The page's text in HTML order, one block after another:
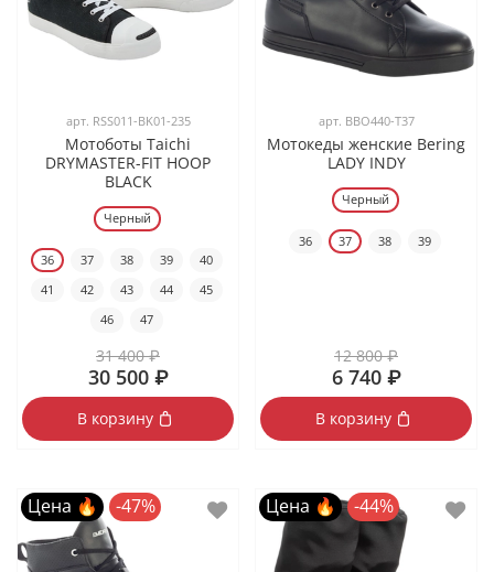
арт. RSS011-BK01-235
Мотоботы Taichi
DRYMASTER-FIT HOOP
BLACK
Черный
36 37 38 39
40
41
42 43 44
45
46
47
31 400 ₽
30 500 ₽
В корзину
арт. BBO440-T37
Мотокеды женские Bering
LADY INDY
Черный
36 37 38 39
12 800 ₽
6 740 ₽
В корзину
Цена 🔥 -47% Цена 🔥 -44%